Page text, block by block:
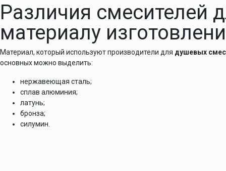
Различия смесителей
материалу
Материал, который используют производители для душевых
основных можно выделить:
нержавеющая сталь;
сплав алюминия;
латунь;
бронза;
силумин.